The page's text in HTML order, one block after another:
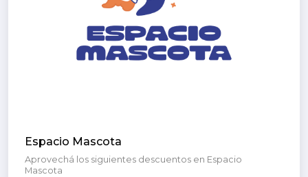
Espacio Mascota
Aprovechá los siguientes descuentos en Espacio
Mascota